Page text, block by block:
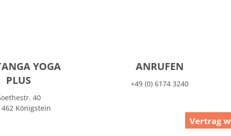
YOGA
PLUS
40
Königstein
ANRUFEN
+49 (0) 6174 3240
Vertrag